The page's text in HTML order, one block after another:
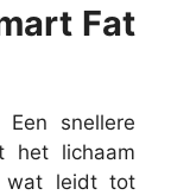
Fat
Een snellere
het lichaam
wat leidt tot